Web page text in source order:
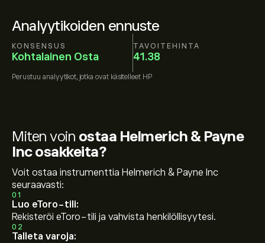
Analyytikoiden ennuste
KONSENSUS
Kohtalainen Osta
TAVOITEHINTA
41.38
Perustuu analyytikot, jotka ovat käsitelleet HP
Miten voin ostaa Helmerich & Payne
Inc osakkeita?
Voit ostaa instrumenttia Helmerich & Payne Inc
seuraavasti:
01
Luo eToro-tili:
Rekisteröi eToro-tili ja vahvista henkilöllisyytesi.
02
Talleta varoja: